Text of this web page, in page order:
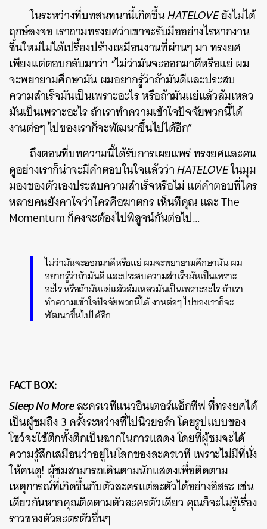
ในระหว่างที่บทสนทนานี้เกิดขึ้นHATELOVEยังไม่ได้
ฤกษ์ลงจอ เราถามทรงยศว่าเขาจะรับมืออย่างไรหากงาน
ชิ้นใหม่ไม่ได้เปรี้ยงปร้างเหมือนงานที่ผ่านๆ มา ทรงยศ
เพียงเเต่ตอบกลับมาว่า “ไม่ว่ามันจะออกมาดีหรือแย่ ผม
จะพยายามศึกษามัน ผมอยากรู้ว่าถ้ามันดีและประสบ
ความสำเร็จมันเป็นเพราะอะไร หรือถ้ามันแย่แล้วล้มเหลว
มันเป็นเพราะอะไร ถ้าเราทำความเข้าใจปัจจัยพวกนี้ได้
งานต่อๆ ไปของเราก็จะพัฒนาขึ้นไปได้อีก”
ถึงตอนที่บทความนี้ได้รับการเผยแพร่ ทรงยศและคน
ดูอย่างเราก็น่าจะมีคำตอบในใจแล้วว่าHATELOVEในมุม
มองของตัวเองประสบความสำเร็จหรือไม่ แต่คำตอบที่ใคร
หลายคนยังคาใจว่าใครคือฆาตกร เห็นทีคุณ และ The
Momentum ก็คงจะต้องไปพิสูจน์กันต่อไป…
ไม่ว่ามันจะออกมาดีหรือแย่ ผมจะพยายามศึกษามัน ผม
อยากรู้ว่าถ้ามันดี และประสบความสำเร็จมันเป็นเพราะ
อะไร หรือถ้ามันแย่แล้วล้มเหลวมันเป็นเพราะอะไร ถ้าเรา
ทำความเข้าใจปัจจัยพวกนี้ได้ งานต่อๆ ไปของเราก็จะ
พัฒนาขึ้นไปได้อีก
FACT BOX:
Sleep No Moreละครเวทีแนวอินเตอร์แอ็กทีฟ ที่ทรงยศได้
เป็นผู้ชมถึง 3 ครั้งระหว่างที่ไปนิวยอร์ก โดยรูปแบบของ
โชว์จะใช้ตึกทั้งตึกเป็นฉากในการแสดง โดยที่ผู้ชมจะได้
ความรู้สึกเสมือนว่าอยู่ในโลกของละครเวที เพราะไม่มีที่นั่ง
ให้คนดู! ผู้ชมสามารถเดินตามนักแสดงเพื่อติดตาม
เหตุการณ์ที่เกิดขึ้นกับตัวละครแต่ละตัวได้อย่างอิสระ เช่น
เดียวกันหากคุณติดตามตัวละครตัวเดียว คุณก็จะไม่รู้เรื่อง
ราวของตัวละตรตัวอื่นๆ